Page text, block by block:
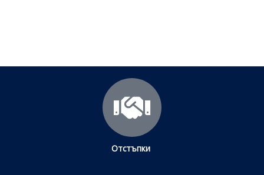
Отстъпки